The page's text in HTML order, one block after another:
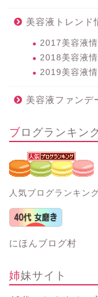
美容液トレンド
2017美容液
2018美容液
2019美容液
美容液ファンデ
ブログランキン
人気ブログランキン
にほんブログ村
姉妹サイト